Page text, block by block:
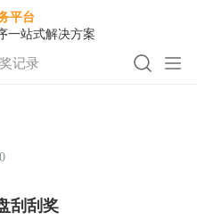
平台
一站式解决方案
记录
刮刮奖